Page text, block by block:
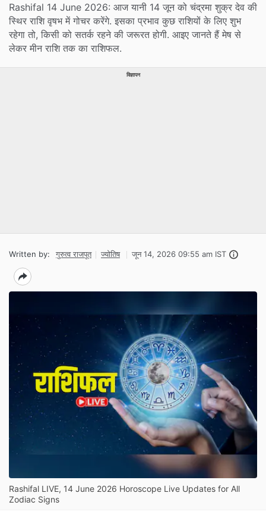
Rashifal 14 June 2026: आज यानी 14 जून को चंद्रमा शुक्र देव की
स्थिर राशि वृषभ में गोचर करेंगे. इसका प्रभाव कुछ राशियों के लिए शुभ
रहेगा तो, किसी को सतर्क रहने की जरूरत होगी. आइए जानते हैं मेष से
लेकर मीन राशि तक का राशिफल.
विज्ञापन
Written by: गुरुत्व राजपूत ज्योतिष जून 14, 2026 09:55 am IST
Rashifal LIVE, 14 June 2026 Horoscope Live Updates for All
Zodiac Signs